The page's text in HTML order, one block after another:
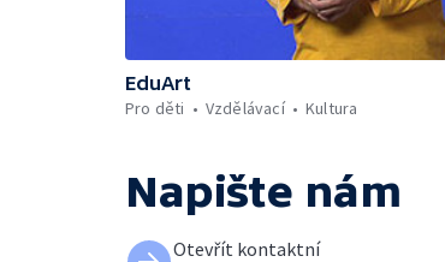
EduArt
Pro děti
Vzdělávací Kultura
Napište nám
Otevřít kontaktní